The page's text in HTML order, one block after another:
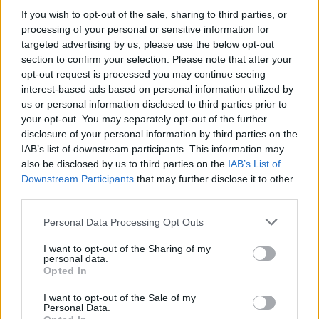
If you wish to opt-out of the sale, sharing to third parties, or
processing of your personal or sensitive information for
targeted advertising by us, please use the below opt-out
section to confirm your selection. Please note that after your
opt-out request is processed you may continue seeing
interest-based ads based on personal information utilized by
us or personal information disclosed to third parties prior to
your opt-out. You may separately opt-out of the further
disclosure of your personal information by third parties on the
IAB’s list of downstream participants. This information may
also be disclosed by us to third parties on the IAB’s List of
Downstream Participants that may further disclose it to other
Please note that this website/app uses one or more Google
not limited to your visit or usage behaviour. You may click to
grant or deny consent to Google and its third-party tags to
use your data for below specified purposes in below Google
consent section.
Personal Data Processing Opt Outs
I want to opt-out of the Sharing of my
personal data.
Opted In
I want to opt-out of the Sale of my
Personal Data.
είσοδος της Meridiam στην GSI
5«Βαριά καμπάνα» στον 27χρονο τράπερ
που έτρεχε με 182 χιλιόμετρα την ώρα σε
δρόμο με όριο τα 80
Πιο σχολιασμένα
155 Έφυγαν οι συνεργάτες, μένει η Μαρία
Καρυστιανού - Η επόμενη μέρα για την
«Ελπίδα για τη Δημοκρατία»
131 Νέες απώλειες για την Καρυστιανού:
αυταπάτη»
Canadair 515: Οι πρώτες εικόνες από την
κατασκευή του αεροσκάφους που θα
επιχειρεί και τη νύχτα στα μέτωπα της
φωτιάς
Το πολωμένο μελτέμι που τροφοδότησε
τις φωτιές σε Αττική και Βοιωτία: «Από τα